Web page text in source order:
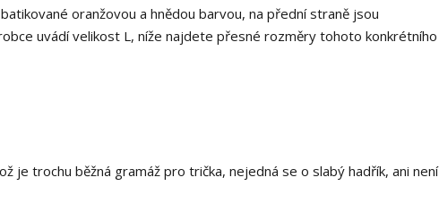
oranžovou a hnědou barvou, na přední straně jsou
uvádí velikost L, níže najdete přesné rozměry tohoto konkrétního
je trochu běžná gramáž pro trička, nejedná se o slabý hadřík, ani není